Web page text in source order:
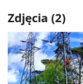
Zdjęcia (2)